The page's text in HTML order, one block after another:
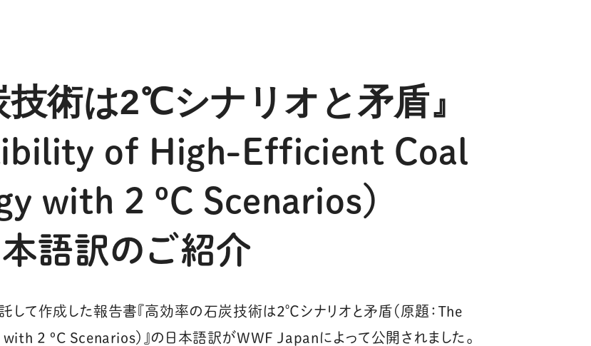
技術は2℃シナリオと矛盾』
of High-Efficient Coal
with 2 ºC Scenarios）
本語訳のご紹介
して作成した報告書『高効率の石炭技術は2℃ シナリオと矛盾（原題：The
ºC Scenarios）』の日本語訳がWWF Japanによって公開されました。